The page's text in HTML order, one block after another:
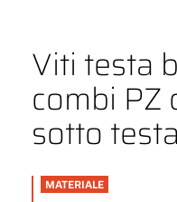
Viti testa
combi
sotto testa
MATERIALE